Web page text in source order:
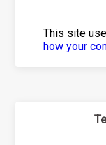
This site
how your